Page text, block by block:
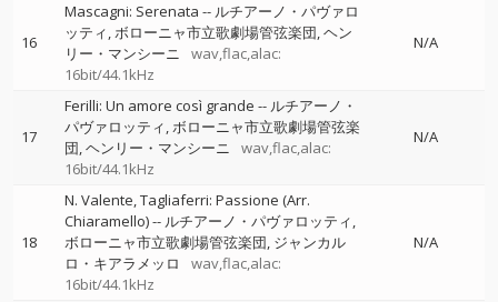
16
Mascagni: Serenata -- ルチアーノ・パヴァロ
ッティ ボローニャ市立歌劇場管弦楽団 ヘン
リー・マンシーニ
wav,flac,alac:
16bit/44.1kHz
N/A
17
Ferilli: Un amore così grande -- ルチアーノ・
パヴァロッティ ボローニャ市立歌劇場管弦楽
団 ヘンリー・マンシーニ
wav,flac,alac:
16bit/44.1kHz
N/A
18
N. Valente, Tagliaferri: Passione (Arr.
Chiaramello)-- ルチアーノ・パヴァロッティ
ボローニャ市立歌劇場管弦楽団 ジャンカル
ロ・キアラメッロ
wav,flac,alac:
16bit/44.1kHz
N/A